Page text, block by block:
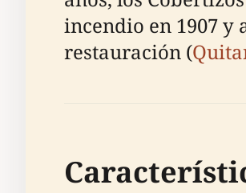
incendio en 1907 y
restauración (